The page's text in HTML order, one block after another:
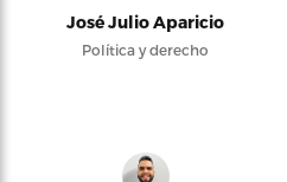
José Julio Aparicio
Política y derecho